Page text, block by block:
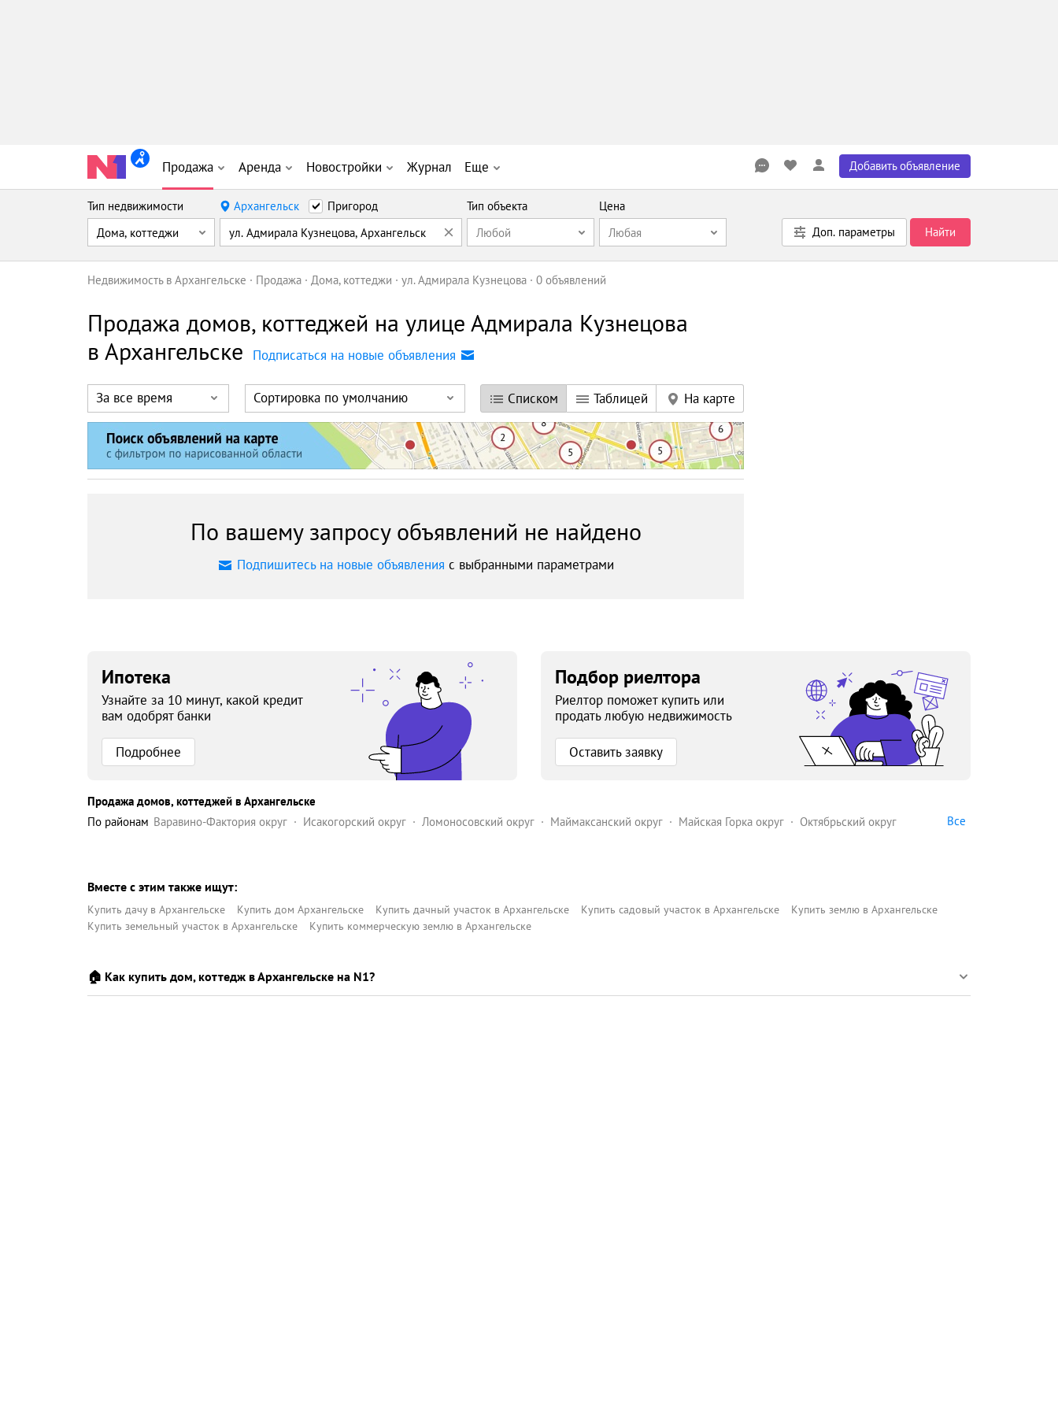
Продажа Аренда Новостройки Журнал Еще Добавить объявление
Тип недвижимости
Дома, коттеджи
Архангельск
Пригород
ул. Адмирала Кузнецова, Архангельск
Тип объекта
Любой
Цена
Любая
Доп. параметры Найти
Недвижимость в Архангельске Продажа Дома, коттеджи ул. Адмирала Кузнецова 0 объявлений
Продажа домов, коттеджей на улице Адмирала Кузнецова
в Архангельске
Подписаться на новые объявления
За все время Сортировка по умолчанию Списком Таблицей На карте
По вашему запросу объявлений не найдено
Подпишитесь на новые объявления с выбранными параметрами
Ипотека
Узнайте за 10 минут, какой кредит
вам одобрят банки
Подробнее
Подбор риелтора
Риелтор поможет купить или
продать любую недвижимость
Оставить заявку
Продажа домов, коттеджей в Архангельске
по районам Варавино-Фактория округ Исакогорский округ Ломоносовский округ Маймаксанский округ Майская Горка округ
Октябрьский округ
Все
Вместе с этим также ищут:
Купить дачу в Архангельске Купить дом Архангельске Купить дачный участок в Архангельске Купить садовый участок в Архангельске
Купить землю в Архангельске
Купить земельный участок в Архангельске
Купить коммерческую землю в Архангельске
🏠 Как купить дом, коттедж в Архангельске на N1?